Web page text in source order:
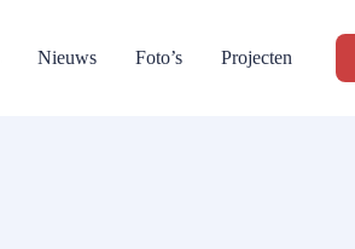
Nieuws Foto’s Projecten